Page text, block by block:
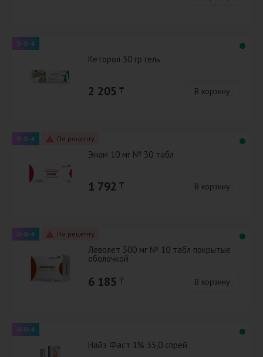
0-0-4
Кеторол 30 гр гель
2 205 ₸ В корзину
0-0-4 По рецепту
Энам 10 мг № 30 табл
1 792 ₸ В корзину
0-0-4 По рецепту
Леволет 500 мг № 10 табл покрытые
оболочкой
6 185 ₸ В корзину
0-0-4
Найз Фаст 1% 35,0 спрей